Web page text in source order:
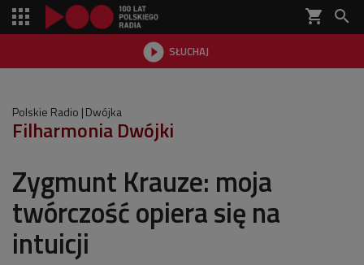
shopping_cart 
 SŁUCHAJ

Polskie Radio Dwójka
Filharmonia Dwójki
Zygmunt Krauze: moja
twórczość opiera się na
intuicji